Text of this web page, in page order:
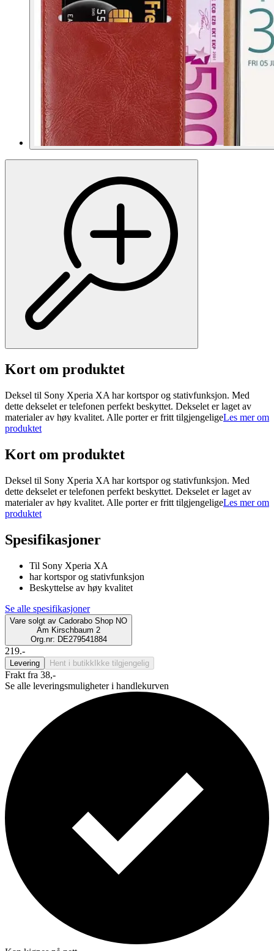
Kort om produktet
Deksel til Sony Xperia XA har kortspor og stativfunksjon. Med
dette dekselet er telefonen perfekt beskyttet. Dekselet er laget av
materialer av høy kvalitet. Alle porter er fritt tilgjengeligeLes mer om
produktet
Kort om produktet
Deksel til Sony Xperia XA har kortspor og stativfunksjon. Med
dette dekselet er telefonen perfekt beskyttet. Dekselet er laget av
materialer av høy kvalitet. Alle porter er fritt tilgjengeligeLes mer om
produktet
Spesifikasjoner
Til Sony Xperia XA
har kortspor og stativfunksjon
Beskyttelse av høy kvalitet
Se alle spesifikasjoner
Vare solgt av Cadorabo Shop NO
Am Kirschbaum 2
Org.nr: DE279541884
219.-
Levering Hent i butikk Ikke tilgjengelig
Frakt fra 38,-
Se alle leveringsmuligheter i handlekurven